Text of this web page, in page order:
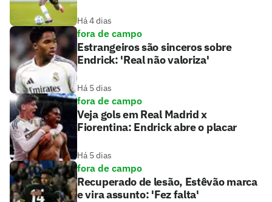
Há 4 dias
fora de campo
Estrangeiros são sinceros sobre
Endrick: 'Real não valoriza'
Há 5 dias
fora de campo
Veja gols em Real Madrid x
Fiorentina: Endrick abre o placar
Há 5 dias
fora de campo
Recuperado de lesão, Estêvão marca
e vira assunto: 'Fez falta'